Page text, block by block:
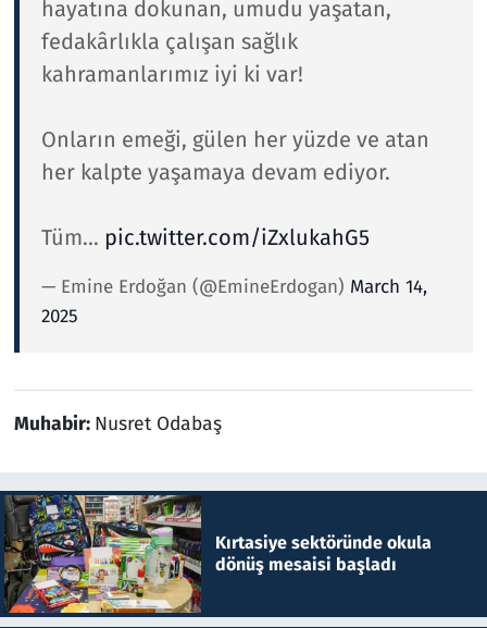
hayatına dokunan, umudu yaşatan,
fedakârlıkla çalışan sağlık
kahramanlarımız iyi ki var!
Onların emeği, gülen her yüzde ve atan
her kalpte yaşamaya devam ediyor.
Tüm… pic.twitter.com/iZxlukahG5
— Emine Erdoğan (@EmineErdogan) March 14,
2025
Muhabir: Nusret Odabaş
Kırtasiye sektöründe okula
dönüş mesaisi başladı